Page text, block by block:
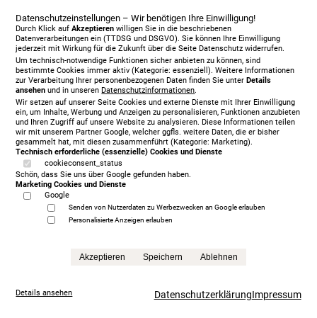
Vispring Baronet Superb 180 x 210 cm, KT Langley
11.673,00 €
Anfrage
Datenschutzeinstellungen – Wir benötigen Ihre Einwilligung!
Durch Klick aufAkzeptieren willigen Sie in die beschriebenen
Datenverarbeitungen ein (TTDSG und DSGVO). Sie können Ihre Einwilligung
jederzeit mit Wirkung für die Zukunft über die Seite Datenschutz widerrufen.
Um technisch-notwendige Funktionen sicher anbieten zu können, sind
bestimmte Cookies immer aktiv (Kategorie: essenziell). Weitere Informationen
zur Verarbeitung Ihrer personenbezogenen Daten finden Sie unterDetails
ansehen und in unserenDatenschutzinformationen.
Wir setzen auf unserer Seite Cookies und externe Dienste mit Ihrer Einwilligung
ein, um Inhalte, Werbung und Anzeigen zu personalisieren, Funktionen anzubieten
und Ihren Zugriff auf unsere Website zu analysieren. Diese Informationen teilen
wir mit unserem Partner Google, welcher ggfls. weitere Daten, die er bisher
gesammelt hat, mit diesen zusammenführt (Kategorie: Marketing).
Technisch erforderliche (essenzielle) Cookies und Dienste
cookieconsent_status
Schön, dass Sie uns über Google gefunden haben.
Marketing Cookies und Dienste
Google
Senden von Nutzerdaten zu Werbezwecken an Google erlauben
Personalisierte Anzeigen erlauben
Akzeptieren Speichern Ablehnen
Details ansehen DatenschutzerklärungImpressum